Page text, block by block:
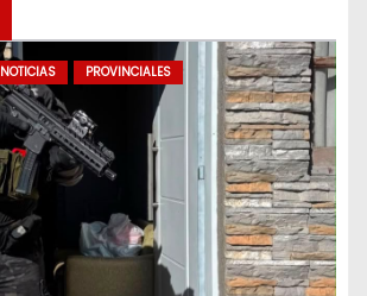
NOTICIAS PROVINCIALES